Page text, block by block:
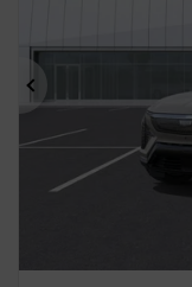
Précédent